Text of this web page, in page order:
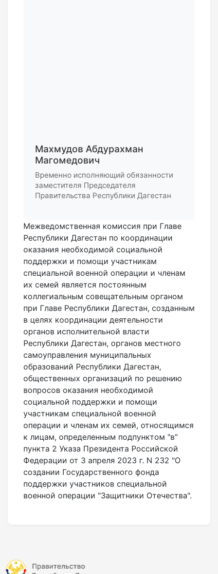
Махмудов Абдурахман
Магомедович
Временно исполняющий обязанности
заместителя Председателя
Правительства Республики Дагестан
Межведомственная комиссия при Главе
Республики Дагестан по координации
оказания необходимой социальной
поддержки и помощи участникам
специальной военной операции и членам
их семей является постоянным
коллегиальным совещательным органом
при Главе Республики Дагестан, созданным
в целях координации деятельности
органов исполнительной власти
Республики Дагестан, органов местного
самоуправления муниципальных
образований Республики Дагестан,
общественных организаций по решению
вопросов оказания необходимой
социальной поддержки и помощи
участникам специальной военной
операции и членам их семей, относящимся
к лицам, определенным подпунктом "в"
пункта 2 Указа Президента Российской
Федерации от 3 апреля 2023 г. N 232 "О
создании Государственного фонда
поддержки участников специальной
военной операции "Защитники Отечества".